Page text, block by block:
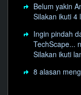
Belum yakin
Silakan ikuti 4
Ingin pindah
TechScape...
Silakan ikuti
8 alasan